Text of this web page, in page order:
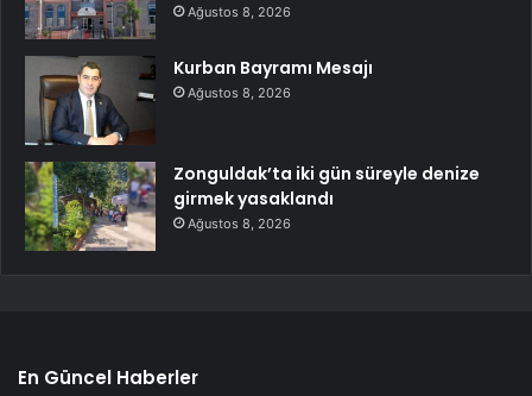
Ağustos 8, 2026
Kurban Bayramı Mesajı
Ağustos 8, 2026
Zonguldak’ta iki gün süreyle denize
girmek yasaklandı
Ağustos 8, 2026
En Güncel Haberler